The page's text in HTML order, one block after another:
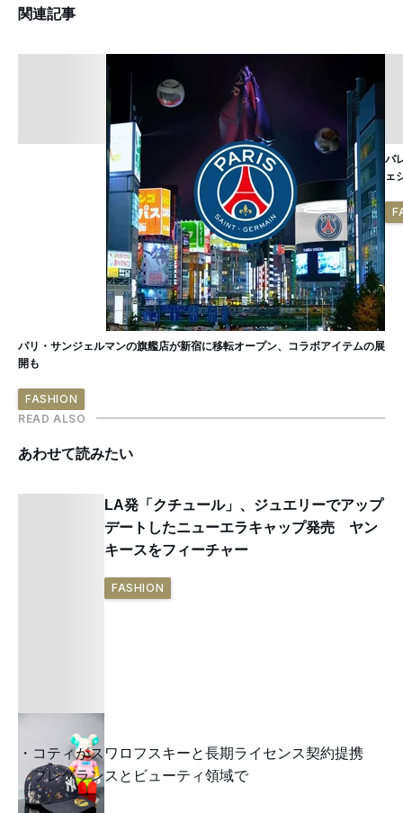
関連記事
パリ・サンジェルマンの旗艦店が新宿に移転オープン、コラボアイテムの展
開も
FASHION
バ
ェ
READ ALSO
あわせて読みたい
LA発「クチュール」、ジュエリーでアップ
デートしたニューエラキャップ発売 ヤン
キースをフィーチャー
FASHION
コティがスワロフスキーと長期ライセンス契約提携
フレグランスとビューティ領域で